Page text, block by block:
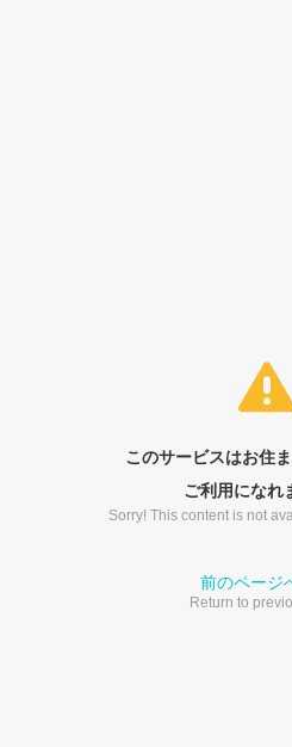
このサービスはお住
ご利用になれ
Sorry! This content is not
前のページ
Return to